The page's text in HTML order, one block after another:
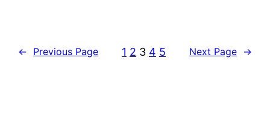
← Previous Page 1 2 3 4 5 Next Page →